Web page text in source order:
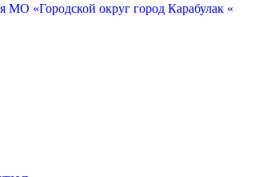
МО «Городской округ город Карабулак «